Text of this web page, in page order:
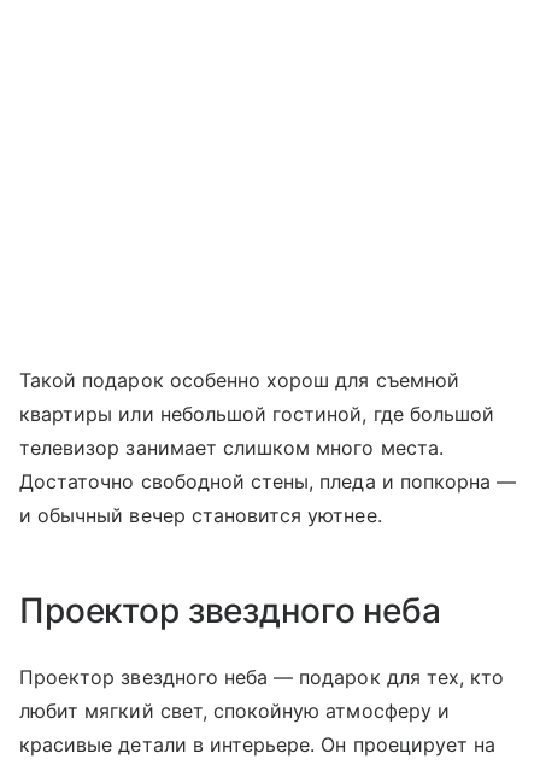
Такой подарок особенно хорош для съемной
квартиры или небольшой гостиной, где большой
телевизор занимает слишком много места.
Достаточно свободной стены, пледа и попкорна —
и обычный вечер становится уютнее.
Проектор звездного неба
Проектор звездного неба — подарок для тех, кто
любит мягкий свет, спокойную атмосферу и
красивые детали в интерьере. Он проецирует на